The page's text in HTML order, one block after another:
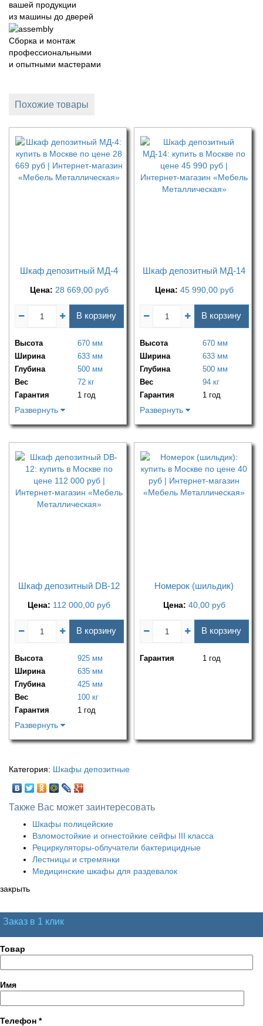
вашей продукции
из машины до дверей
Сборка и монтаж
профессиональными
и опытными мастерами
Похожие товары
Шкаф депозитный МД-4
Цена: 28 669,00 руб
В корзину
Высота
670 мм
Ширина
633 мм
Глубина
500 мм
Вес
72 кг
Гарантия
1 год
Развернуть
Шкаф депозитный МД-14
Цена: 45 990,00 руб
В корзину
Высота
670 мм
Ширина
633 мм
Глубина
500 мм
Вес
94 кг
Гарантия
1 год
Развернуть
Шкаф депозитный DB-12
Цена: 112 000,00 руб
В корзину
Высота
925 мм
Ширина
635 мм
Глубина
425 мм
Вес
100 кг
Гарантия
1 год
Развернуть
Номерок (шильдик)
Цена: 40,00 руб
В корзину
Гарантия 1 год
Категория: Шкафы депозитные
Также Вас может заинтересовать
Шкафы полицейские
Взломостойкие и огнестойкие сейфы III класса
Рециркуляторы-облучатели бактерицидные
Лестницы и стремянки
Медицинские шкафы для раздевалок
закрыть
Заказ в 1 клик
Товар
Имя
Телефон *